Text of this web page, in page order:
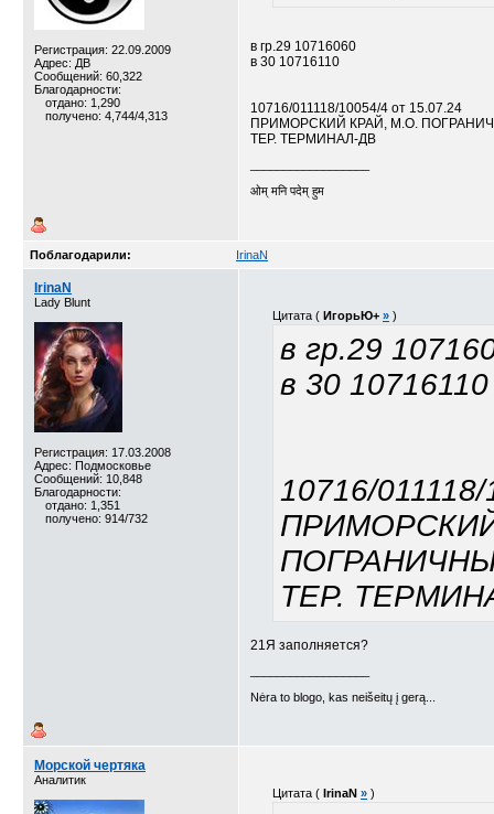
Регистрация: 22.09.2009
Адрес: ДВ
Сообщений: 60,322
Благодарности:
отдано: 1,290
получено: 4,744/4,313
в гр.29 10716060
в 30 10716110
10716/011118/10054/4 от 15.07.24
ПРИМОРСКИЙ КРАЙ, М.О.
ТЕР. ТЕРМИНАЛ-ДВ
ओम् मनि पदेम् हुम
Поблагодарили: IrinaN
IrinaN
Lady Blunt
Регистрация: 17.03.2008
Адрес: Подмосковье
Сообщений: 10,848
Благодарности:
отдано: 1,351
получено: 914/732
Цитата ( ИгорьЮ+ » )
в гр.29
в 30 10716110
10716/
ТЕР.
21Я заполняется?
Nėra to blogo, kas neišeitų į gerą...
Морской чертяка
Аналитик
Цитата ( IrinaN » )